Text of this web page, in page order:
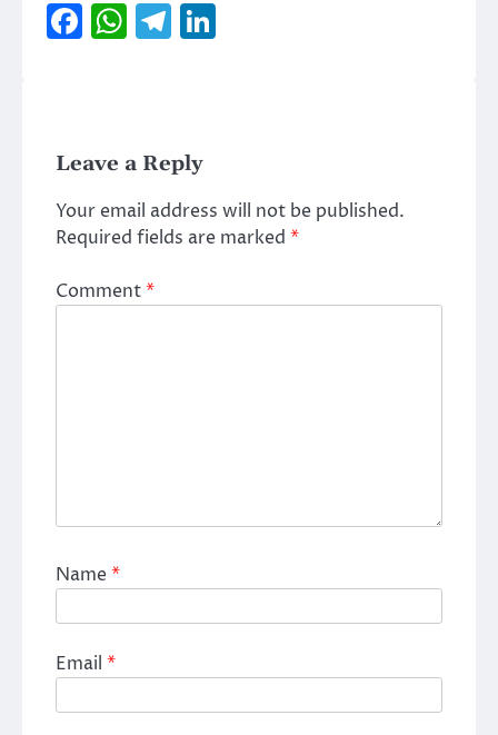
Facebook
WhatsApp
Telegram
Leave a Reply
Your email address will not be published.
Required fields are marked *
Comment*
Name*
Email *